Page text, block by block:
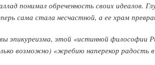
понимал обреченность своих идеалов.
сама стала несчастной, а ее храм
эпикуреизма, этой «истинной философии
возможно) «жребию наперекор радость